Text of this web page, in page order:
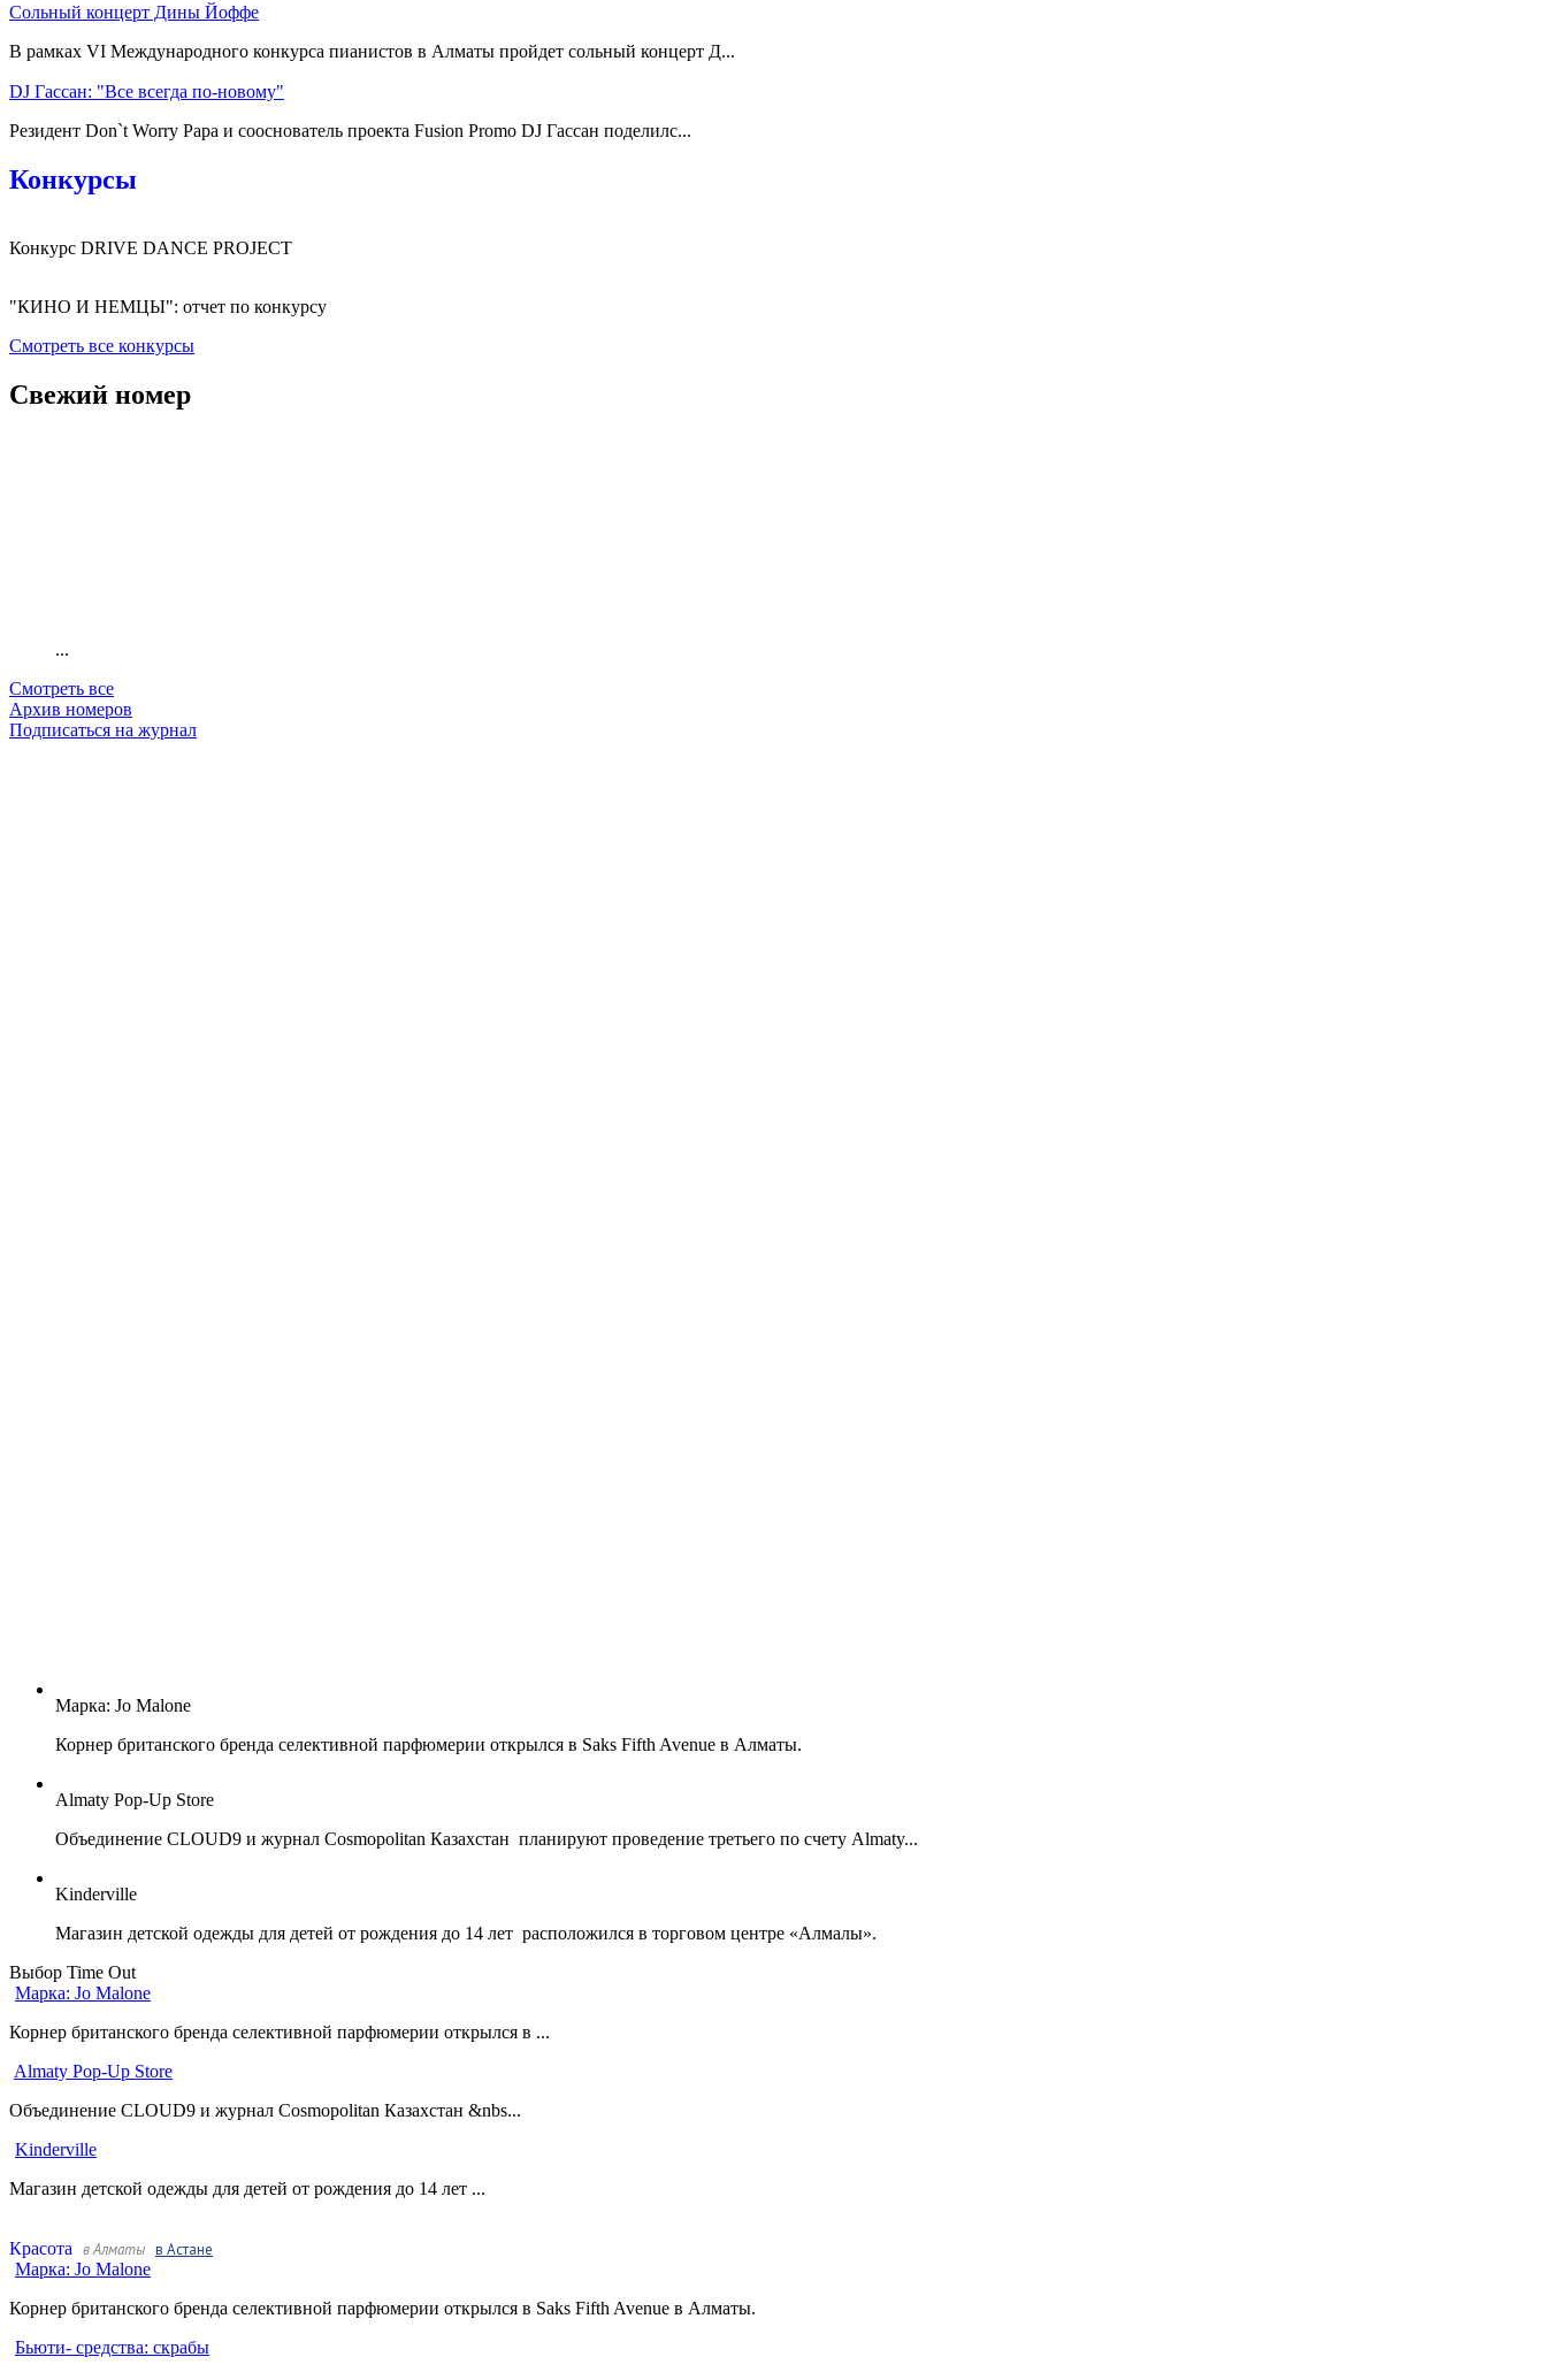
Сольный концерт Дины Йоффе
В рамках VI Международного конкурса пианистов в Алматы пройдет сольный концерт Д...
DJ Гассан: "Все всегда по-новому"
Резидент Don`t Worry Papa и сооснователь проекта Fusion Promo DJ Гассан поделилс...
Конкурсы
Конкурс DRIVE DANCE PROJECT
"КИНО И НЕМЦЫ": отчет по конкурсу
Смотреть все конкурсы
Свежий номер
...
Смотреть все
Архив номеров
Подписаться на журнал
Марка: Jo Malone
Корнер британского бренда селективной парфюмерии открылся в Saks Fifth Avenue в Алматы.
Almaty Pop-Up Store
Объединение CLOUD9 и журнал Cosmopolitan Казахстан планируют проведение третьего по счету Almaty...
Kinderville
Магазин детской одежды для детей от рождения до 14 лет расположился в торговом центре «Алмалы».
Выбор Time Out
Марка: Jo Malone
Корнер британского бренда селективной парфюмерии открылся в ...
Almaty Pop-Up Store
Объединение CLOUD9 и журнал Cosmopolitan Казахстан &nbs...
Kinderville
Магазин детской одежды для детей от рождения до 14 лет ...
Красота в Алматы в Астане
Марка: Jo Malone
Корнер британского бренда селективной парфюмерии открылся в Saks Fifth Avenue в Алматы.
Бьюти- средства: скрабы